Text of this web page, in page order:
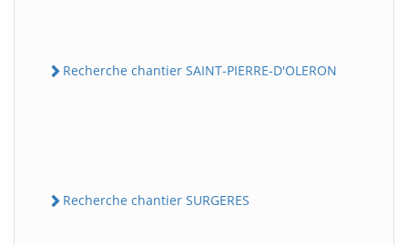
Recherche chantier SAINT-PIERRE-D'OLERON
Recherche chantier SURGERES